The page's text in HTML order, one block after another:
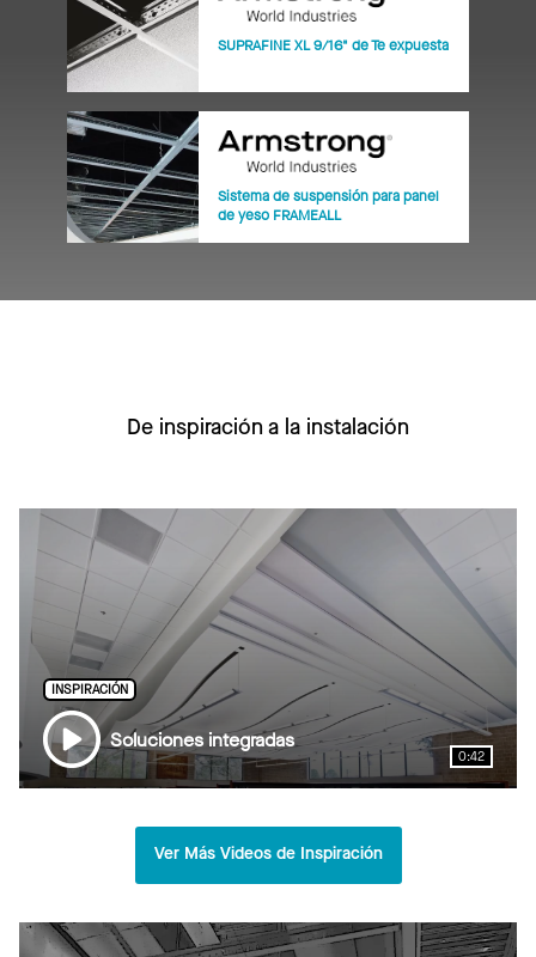
SUPRAFINE XL 9/16" de Te expuesta
Sistema de suspensión para panel
de yeso FRAMEALL
De inspiración a la instalación
INSPIRACIÓN
Soluciones integradas
0:42
Ver Más Videos de Inspiración